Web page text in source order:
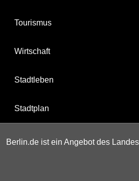
Tourismus
Wirtschaft
Stadtleben
Stadtplan
Berlin.de ist ein Angebot des